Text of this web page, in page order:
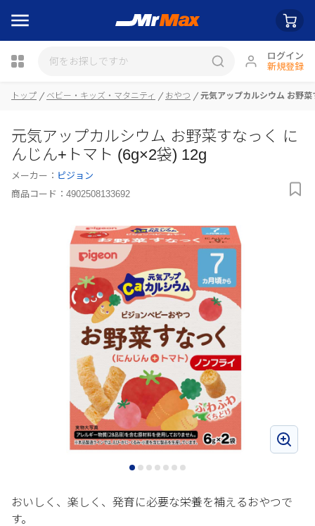
ログイン
新規登録
瓶詰
トップ ベビー・キッズ・マタニティ おやつ 元気アップカルシウム お野
元気アップカルシウム お野菜すなっく に
んじん+トマト (6g×2袋) 12g
メーカー： ピジョン
商品コード： 4902508133692
おいしく、楽しく、発育に必要な栄養を補えるおやつで
す。